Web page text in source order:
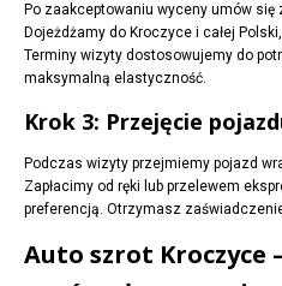
Po zaakceptowaniu wyceny umów
Dojeżdżamy do Kroczyce i całej
Terminy wizyty dostosowujemy do
maksymalną elastyczność.
Krok 3: Przejęcie
Podczas wizyty przejmiemy pojazd
Zapłacimy od ręki lub przelewem
preferencją. Otrzymasz
Auto szrot Kroczyce